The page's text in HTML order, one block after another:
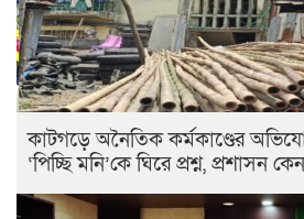
কাটগড়ে অনৈতিক কর্মকাণ্ডের
‘পিচ্ছি মনি’কে ঘিরে প্রশ্ন, প্রশাসন